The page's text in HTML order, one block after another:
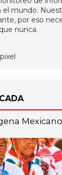
el mundo.
por eso
nunca.